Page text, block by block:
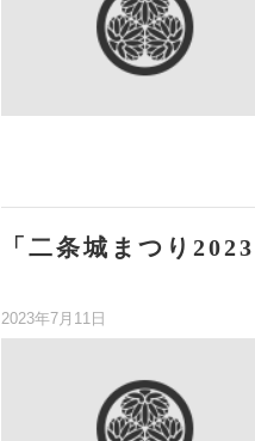
「二条城まつり
2023年7月11日